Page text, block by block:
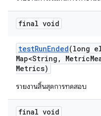
final void
testRunEnded(long
Map<String , Metric
Metrics)
รายงานสิ้นสุดการทดสอบ
final void